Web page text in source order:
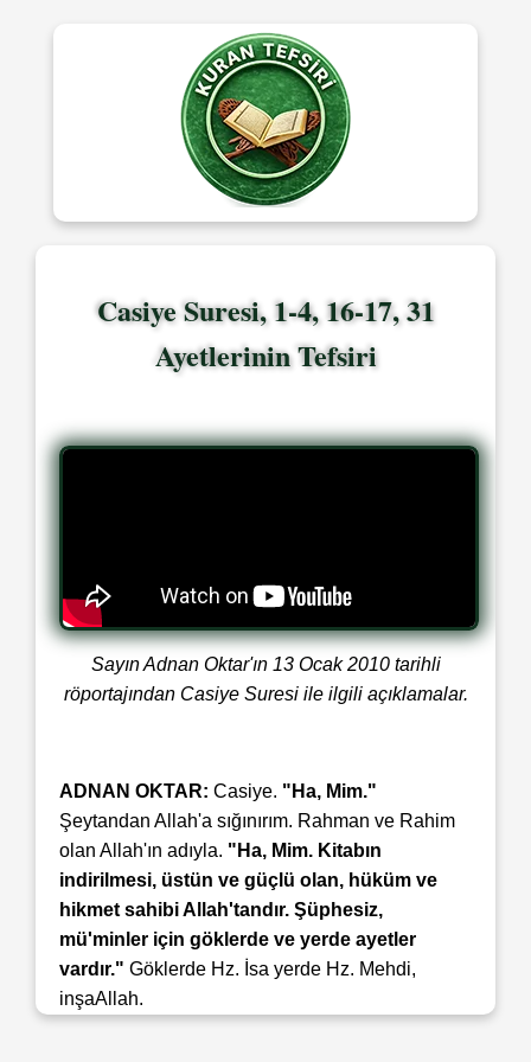
Casiye Suresi, 1-4, 16-17, 31
Ayetlerinin Tefsiri
Sayın Adnan Oktar'ın 13 Ocak 2010 tarihli
röportajından Casiye Suresi ile ilgili açıklamalar.
ADNAN OKTAR: Casiye. "Ha, Mim."
Şeytandan Allah'a sığınırım. Rahman ve Rahim
olan Allah'ın adıyla. "Ha, Mim. Kitabın
indirilmesi, üstün ve güçlü olan, hüküm ve
hikmet sahibi Allah'tandır. Şüphesiz,
mü'minler için göklerde ve yerde ayetler
vardır." Göklerde Hz. İsa yerde Hz. Mehdi,
inşaAllah.